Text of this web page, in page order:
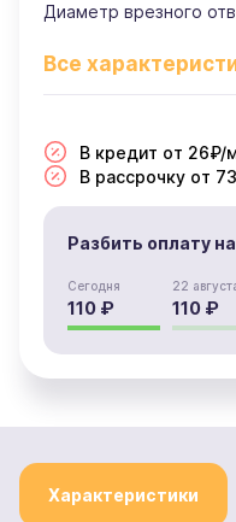
Диаметр врезного
В кредит от 26₽/
В рассрочку от
Разбить оплату
Сегодня
110 ₽
22
110 ₽
Характеристики